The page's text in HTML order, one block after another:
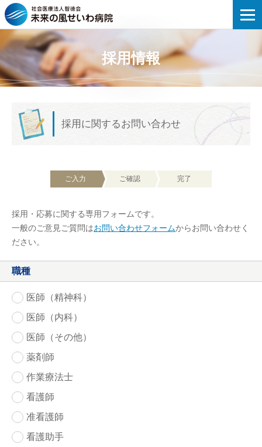
未来の風せいわ病院 | 応募のお問い合わ
採用情報
採用に関するお問い合わせ
ご入力 ご確認 完了
採用・応募に関する専用フォームです。
一般のご意見ご質問はお問い合わせフォームからお問い合わせく
ださい。
職種
医師（精神科）
医師（内科）
医師（その他）
薬剤師
作業療法士
看護師
准看護師
看護助手